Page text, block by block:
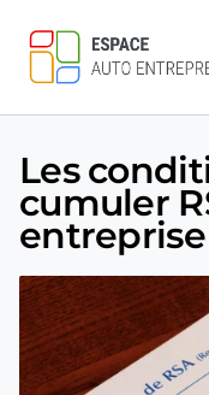
Les
cumuler
entreprise